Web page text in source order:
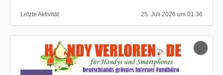
Letzte Aktivität 25. Juli 2026 um 01:36